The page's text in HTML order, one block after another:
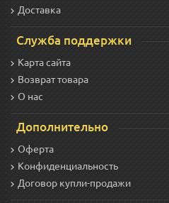
Доставка
Служба поддержки
Карта сайта
Возврат товара
О нас
Дополнительно
Оферта
Конфиденциальность
Договор купли-продажи